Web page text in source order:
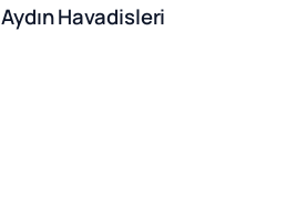
Aydın Havadisleri